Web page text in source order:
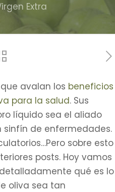
Extra
avalan los beneficios
para la salud. Sus
líquido sea el aliado
sinfín de enfermedades.
sobre esto
posts. Hoy vamos
qué es lo
oliva sea tan